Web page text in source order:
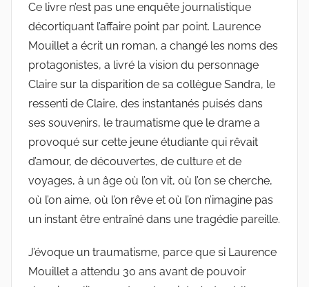
Ce livre n’est pas une enquête journalistique
décortiquant l’affaire point par point. Laurence
Mouillet a écrit un roman, a changé les noms des
protagonistes, a livré la vision du personnage
Claire sur la disparition de sa collègue Sandra, le
ressenti de Claire, des instantanés puisés dans
ses souvenirs, le traumatisme que le drame a
provoqué sur cette jeune étudiante qui rêvait
d’amour, de découvertes, de culture et de
voyages, à un âge où l’on vit, où l’on se cherche,
où l’on aime, où l’on rêve et où l’on n’imagine pas
un instant être entraîné dans une tragédie pareille.
J’évoque un traumatisme, parce que si Laurence
Mouillet a attendu 30 ans avant de pouvoir